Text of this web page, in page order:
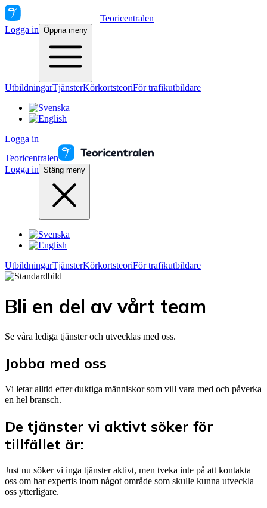
Teoricentralen
Logga in Öppna meny
UtbildningarTjänsterKörkortsteoriFör trafikutbildare
Logga in
Teoricentralen
Logga in Stäng meny
UtbildningarTjänsterKörkortsteoriFör trafikutbildare
Bli en del av vårt team
Se våra lediga tjänster och utvecklas med oss.
Jobba med oss
Vi letar alltid efter duktiga människor som vill vara med och påverka
en hel bransch.
De tjänster vi aktivt söker för
tillfället är:
Just nu söker vi inga tjänster aktivt, men tveka inte på att kontakta
oss om har expertis inom något område som skulle kunna utveckla
oss ytterligare.